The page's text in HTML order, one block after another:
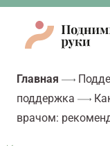
Главная
поддержка
врачом: